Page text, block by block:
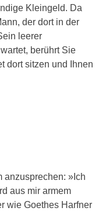
Kleingeld. Da
der dort in der
leerer
berührt Sie
dort sitzen und Ihnen
anzusprechen: »Ich
aus mir armem
wie Goethes Harfner